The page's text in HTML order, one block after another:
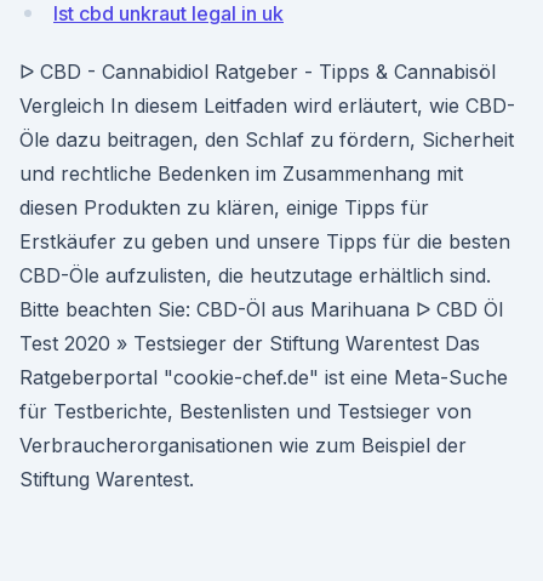
Ist cbd unkraut legal in uk
ᐅ CBD - Cannabidiol Ratgeber - Tipps & Cannabisöl
Vergleich In diesem Leitfaden wird erläutert, wie CBD-
Öle dazu beitragen, den Schlaf zu fördern, Sicherheit
und rechtliche Bedenken im Zusammenhang mit
diesen Produkten zu klären, einige Tipps für
Erstkäufer zu geben und unsere Tipps für die besten
CBD-Öle aufzulisten, die heutzutage erhältlich sind.
Bitte beachten Sie: CBD-Öl aus Marihuana ᐅ CBD Öl
Test 2020 » Testsieger der Stiftung Warentest Das
Ratgeberportal "cookie-chef.de" ist eine Meta-Suche
für Testberichte, Bestenlisten und Testsieger von
Verbraucherorganisationen wie zum Beispiel der
Stiftung Warentest.